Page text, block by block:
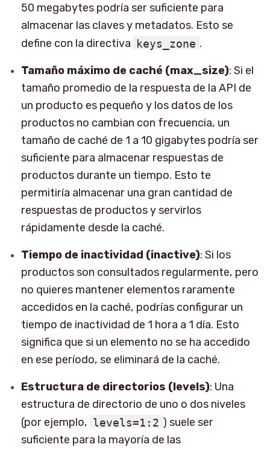
50 megabytes podría ser suficiente para
almacenar las claves y metadatos. Esto se
define con la directiva keys_zone .
Tamaño máximo de caché (max_size): Si el
tamaño promedio de la respuesta de la API de
un producto es pequeño y los datos de los
productos no cambian con frecuencia, un
tamaño de caché de 1 a 10 gigabytes podría ser
suficiente para almacenar respuestas de
productos durante un tiempo. Esto te
permitiría almacenar una gran cantidad de
respuestas de productos y servirlos
rápidamente desde la caché.
Tiempo de inactividad (inactive): Si los
productos son consultados regularmente, pero
no quieres mantener elementos raramente
accedidos en la caché, podrías configurar un
tiempo de inactividad de 1 hora a 1 día. Esto
significa que si un elemento no se ha accedido
en ese período, se eliminará de la caché.
Estructura de directorios (levels): Una
estructura de directorio de uno o dos niveles
(por ejemplo, levels=1:2 ) suele ser
suficiente para la mayoría de las